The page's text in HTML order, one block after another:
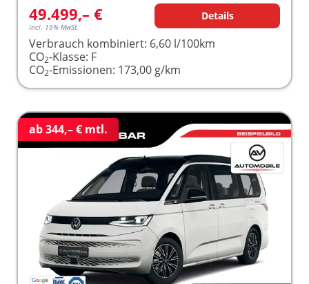
49.499,– €
incl. 19% MwSt.
Details
Verbrauch kombiniert: 6,60 l/100km
CO2-Klasse: F
CO2-Emissionen: 173,00 g/km
ab 344,– € mtl.